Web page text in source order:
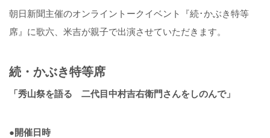
朝日新聞主催のオンライントークイベント『続･かぶき特等
席』に歌六、米吉が親子で出演させていただきます。
続・かぶき特等席
「秀山祭を語る 二代目中村吉右衛門さんをしのんで」
●開催日時